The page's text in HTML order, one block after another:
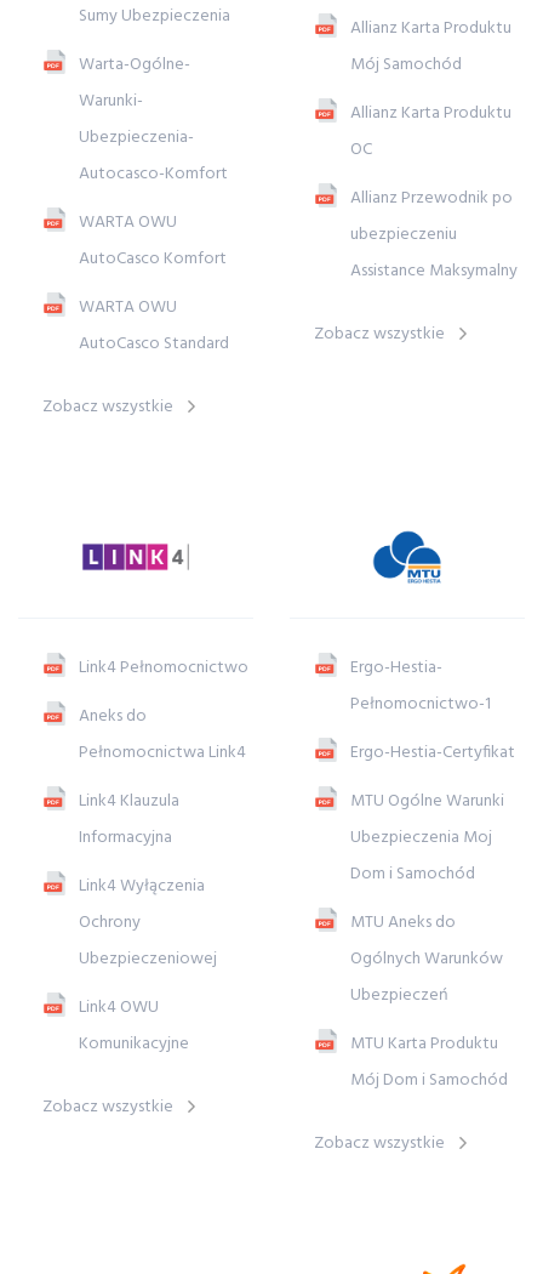
Sumy Ubezpieczenia
Warta-Ogólne-
Warunki-
Ubezpieczenia-
Autocasco-Komfort
WARTA OWU
AutoCasco Komfort
WARTA OWU
AutoCasco Standard
Zobacz wszystkie
Allianz Karta Produktu
Mój Samochód
Allianz Karta Produktu
OC
Allianz Przewodnik po
ubezpieczeniu
Assistance Maksymalny
Zobacz wszystkie
Link4 Pełnomocnictwo
Aneks do
Pełnomocnictwa Link4
Link4 Klauzula
Informacyjna
Link4 Wyłączenia
Ochrony
Ubezpieczeniowej
Link4 OWU
Komunikacyjne
Zobacz wszystkie
Ergo-Hestia-
Pełnomocnictwo-1
Ergo-Hestia-Certyfikat
MTU Ogólne Warunki
Ubezpieczenia Moj
Dom i Samochód
MTU Aneks do
Ogólnych Warunków
Ubezpieczeń
MTU Karta Produktu
Mój Dom i Samochód
Zobacz wszystkie